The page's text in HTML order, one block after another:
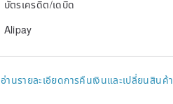
บัตรเครดิต/เดบิด
Alipay
อ่านรายละเอียดการคืนเงินและเปลี่ยนสินค้า